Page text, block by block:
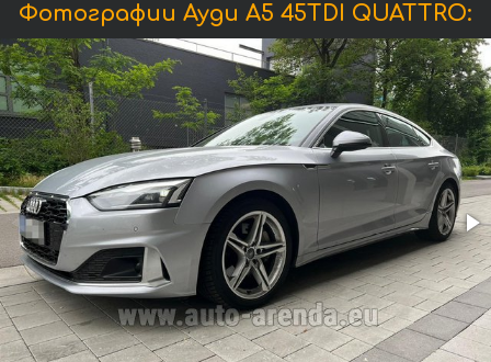
Фотографии Ауди A5 45TDI QUATTRO: